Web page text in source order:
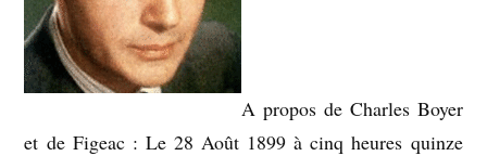
A propos de Charles Boyer
et de Figeac : Le 28 Août 1899 à cinq heures quinze